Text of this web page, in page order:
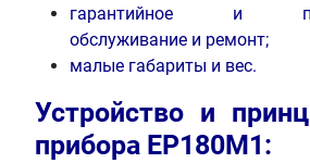
гарантийное и
обслуживание и ремонт;
малые габариты и вес.
Устройство и
прибора ЕР180М1: